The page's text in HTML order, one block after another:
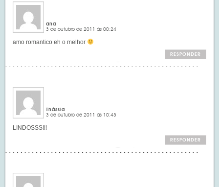
ana
3 de outubro de 2011 às 00:24
amo romantico eh o melhor
RESPONDER
Thássia
3 de outubro de 2011 às 10:43
LINDOSSS!!!
RESPONDER